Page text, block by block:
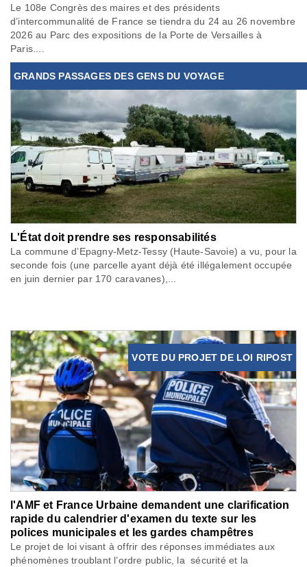
Le 108e Congrès des maires et des présidents
d’intercommunalité de France se tiendra du 24 au 26 novembre
2026 au Parc des expositions de la Porte de Versailles à
Paris....
GRANDS PASSAGES DES GENS DU VOYAGE
L'État doit prendre ses responsabilités
La commune d’Epagny-Metz-Tessy (Haute-Savoie) a vu, pour la
seconde fois (une parcelle ayant déjà été illégalement occupée
en juin dernier par 170 caravanes),...
VOTE DU PROJET DE LOI RIPOST
l'AMF et France Urbaine demandent une clarification
rapide du calendrier d'examen du texte sur les
polices municipales et les gardes champêtres
Le projet de loi visant à offrir des réponses immédiates aux
phénomènes troublant l’ordre public, la sécurité et la